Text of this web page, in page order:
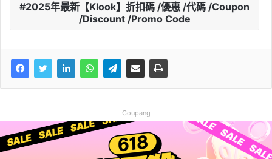
2025年最新【Klook】折扣碼 /優惠 /代碼 /Coupon
/Discount /Promo Code
Coupang